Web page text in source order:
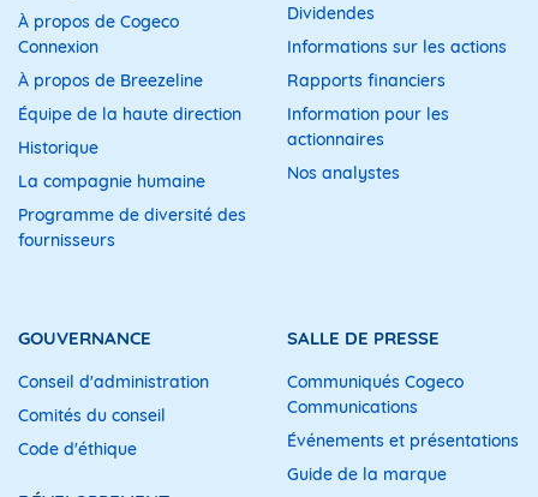
À propos de Cogeco
Connexion
À propos de Breezeline
Équipe de la haute direction
Historique
La compagnie humaine
Programme de diversité des
fournisseurs
Dividendes
Informations sur les actions
Rapports financiers
Information pour les
actionnaires
Nos analystes
GOUVERNANCE
Conseil d'administration
Comités du conseil
Code d'éthique
SALLE DE PRESSE
Communiqués Cogeco
Communications
Événements et présentations
Guide de la marque